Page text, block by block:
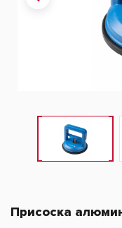
Присоска